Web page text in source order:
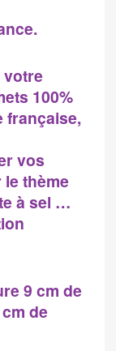
.
votre
100%
française,
vos
thème
à sel …
9 cm de
de